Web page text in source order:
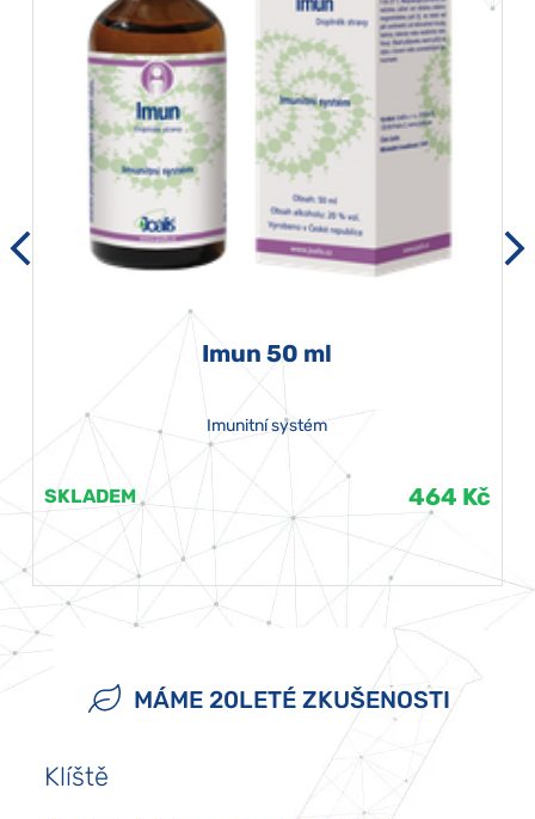
Imun 50 ml
Imunitní systém
SKLADEM 464 Kč
MÁME 20LETÉ ZKUŠENOSTI
Klíště